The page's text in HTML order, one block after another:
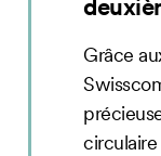
Grâce